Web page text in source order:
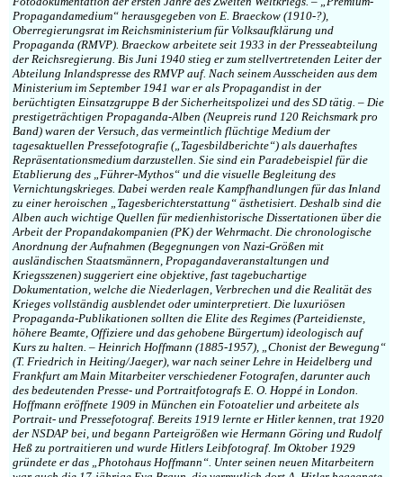
Propagandamedium“ herausgegeben von E. Braeckow (1910-?),
Oberregierungsrat im Reichsministerium für Volksaufklärung und
Propaganda (RMVP). Braeckow arbeitete seit 1933 in der Presseabteilung
der Reichsregierung. Bis Juni 1940 stieg er zum stellvertretenden Leiter der
Abteilung Inlandspresse des RMVP auf. Nach seinem Ausscheiden aus dem
Ministerium im September 1941 war er als Propagandist in der
berüchtigten Einsatzgruppe B der Sicherheitspolizei und des SD tätig. – Die
prestigeträchtigen Propaganda-Alben (Neupreis rund 120 Reichsmark pro
Band) waren der Versuch, das vermeintlich flüchtige Medium der
tagesaktuellen Pressefotografie („Tagesbildberichte“) als dauerhaftes
Repräsentationsmedium darzustellen. Sie sind ein Paradebeispiel für die
Etablierung des „Führer-Mythos“ und die visuelle Begleitung des
Vernichtungskrieges. Dabei werden reale Kampfhandlungen für das Inland
zu einer heroischen „Tagesberichterstattung“ ästhetisiert. Deshalb sind die
Alben auch wichtige Quellen für medienhistorische Dissertationen über die
Arbeit der Propandakompanien (PK) der Wehrmacht. Die chronologische
Anordnung der Aufnahmen (Begegnungen von Nazi-Größen mit
ausländischen Staatsmännern, Propagandaveranstaltungen und
Kriegsszenen) suggeriert eine objektive, fast tagebuchartige
Dokumentation, welche die Niederlagen, Verbrechen und die Realität des
Krieges vollständig ausblendet oder uminterpretiert. Die luxuriösen
Propaganda-Publikationen sollten die Elite des Regimes (Parteidienste,
höhere Beamte, Offiziere und das gehobene Bürgertum) ideologisch auf
Kurs zu halten. – Heinrich Hoffmann (1885-1957), „Chonist der Bewegung“
(T. Friedrich in Heiting/Jaeger), war nach seiner Lehre in Heidelberg und
Frankfurt am Main Mitarbeiter verschiedener Fotografen, darunter auch
des bedeutenden Presse- und Portraitfotografs E. O. Hoppé in London.
Hoffmann eröffnete 1909 in München ein Fotoatelier und arbeitete als
Portrait- und Pressefotograf. Bereits 1919 lernte er Hitler kennen, trat 1920
der NSDAP bei, und begann Parteigrößen wie Hermann Göring und Rudolf
Heß zu portraitieren und wurde Hitlers Leibfotograf. Im Oktober 1929
gründete er das „Photohaus Hoffmann“. Unter seinen neuen Mitarbeitern